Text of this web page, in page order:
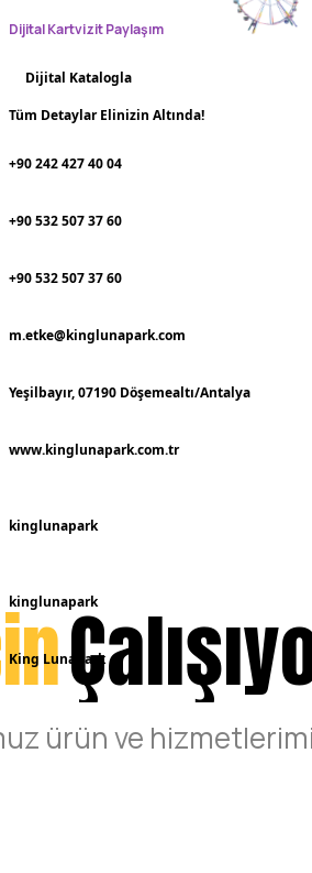
ürün ve
Dijital Kartvizit Paylaşım
Dijital Katalogla
Tüm Detaylar Elinizin Altında!
+90 242 427 40 04
+90 532 507 37 60
+90 532 507 37 60
m.etke@kinglunapark.com
Yeşilbayır, 07190 Döşemealtı/Antalya
www.kinglunapark.com.tr
kinglunapark
kinglunapark
King Lunapark